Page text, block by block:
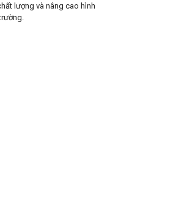
lượng và nâng cao hình